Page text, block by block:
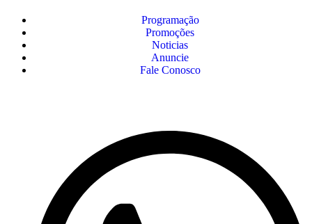
Programação
Promoções
Noticias
Anuncie
Fale Conosco